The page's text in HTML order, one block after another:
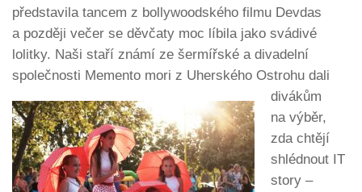
představila tancem z bollywoodského filmu Devdas
a později večer se děvčaty moc líbila jako svádivé
lolitky. Naši staří známí ze šermířské a divadelní
společnosti Memento mori z Uherského Ostrohu dali
divákům
na výběr,
zda chtějí
shlédnout IT
story –